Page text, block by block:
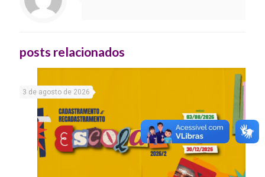
posts relacionados
3 de agosto de 2026